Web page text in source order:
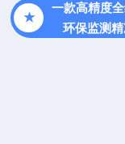
★
一款高精度
环保监测